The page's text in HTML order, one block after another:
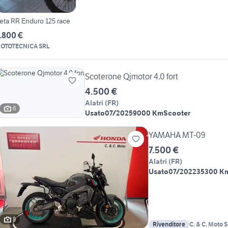
RR Enduro 125 race
€
SRL
6
Scoterone Qjmotor 4.0 fort
4.500 €
Alatri (FR)
Usato07/20259000 KmScooter
8
YAMAHA MT-09
7.500 €
Alatri (FR)
Usato07/202235300
Rivenditore